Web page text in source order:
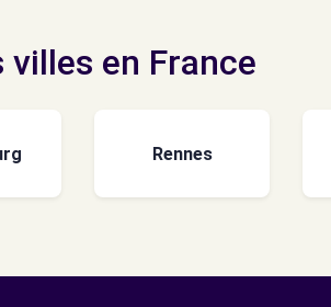
villes en France
Rennes